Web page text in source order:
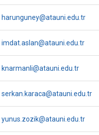
harunguney@atauni.edu.tr
imdat.aslan@atauni.edu.tr
knarmanli@atauni.edu.tr
serkan.karaca@atauni.edu.tr
yunus.zozik@atauni.edu.tr